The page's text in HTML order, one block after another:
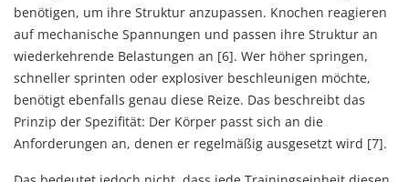
benötigen, um ihre Struktur anzupassen. Knochen reagieren
auf mechanische Spannungen und passen ihre Struktur an
wiederkehrende Belastungen an [6]. Wer höher springen,
schneller sprinten oder explosiver beschleunigen möchte,
benötigt ebenfalls genau diese Reize. Das beschreibt das
Prinzip der Spezifität: Der Körper passt sich an die
Anforderungen an, denen er regelmäßig ausgesetzt wird [7].